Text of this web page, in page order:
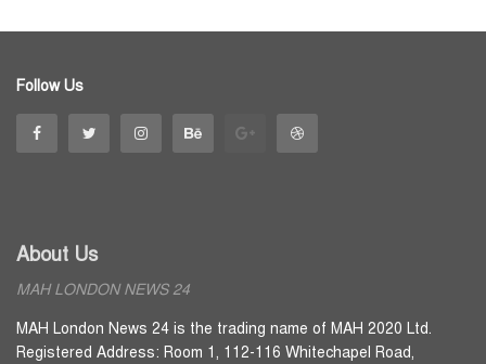
Follow Us
About Us
MAH LONDON NEWS 24
MAH London News 24 is the trading name of MAH 2020 Ltd.
Registered Address: Room 1, 112-116 Whitechapel Road,